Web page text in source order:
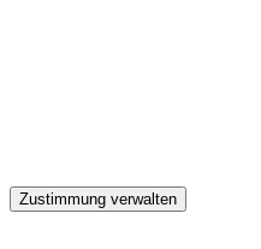
Zustimmung verwalten